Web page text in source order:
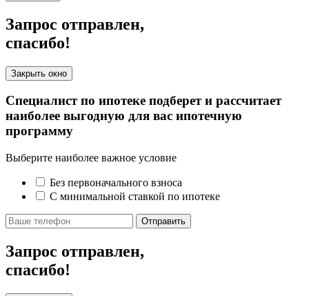
Запрос отправлен,
спасибо!
Закрыть окно
Специалист по ипотеке подберет и рассчитает
наиболее выгодную для вас ипотечную
программу
Выберите наиболее важное условие
Без первоначального взноса
С минимальной ставкой по ипотеке
Отправить
Запрос отправлен,
спасибо!